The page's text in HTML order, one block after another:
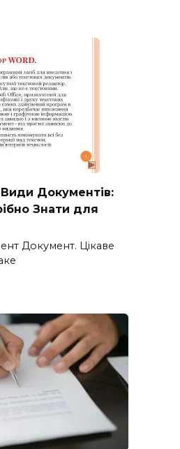
Документів:
Знати для
Документ. Цікаве